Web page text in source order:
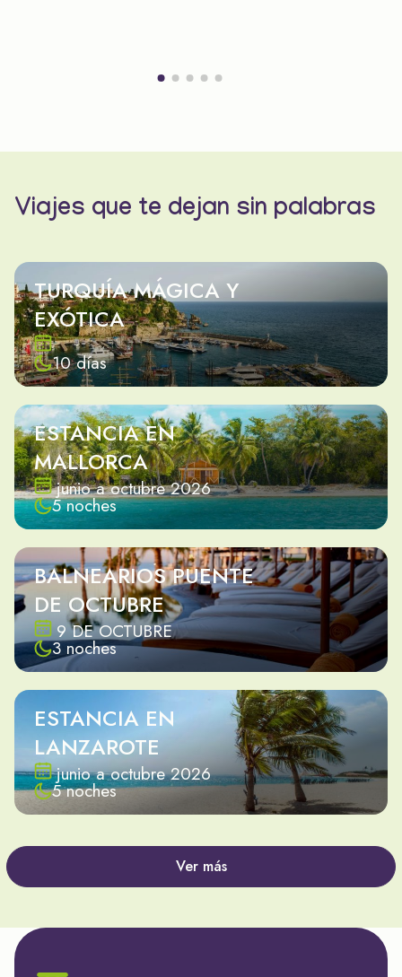
Viajes que te dejan sin palabras
TURQUÍA MÁGICA Y
EXÓTICA
10 días
ESTANCIA EN
MALLORCA
junio a octubre 2026
5 noches
BALNEARIOS PUENTE
DE OCTUBRE
9 DE OCTUBRE
3 noches
ESTANCIA EN
LANZAROTE
junio a octubre 2026
5 noches
Ver más